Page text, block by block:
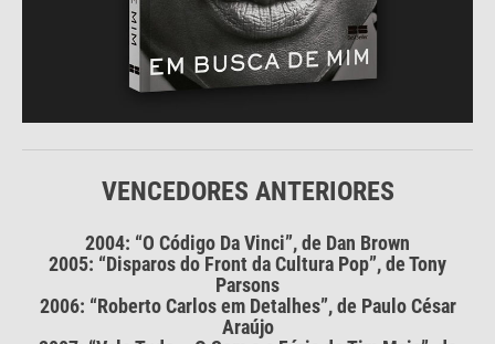
VENCEDORES ANTERIORES
2004: “O Código Da Vinci”, de Dan Brown
2005: “Disparos do Front da Cultura Pop”, de Tony
Parsons
2006: “Roberto Carlos em Detalhes”, de Paulo César
Araújo